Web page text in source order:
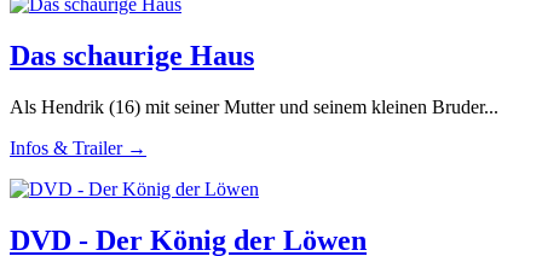
Das schaurige Haus
Als Hendrik (16) mit seiner Mutter und seinem kleinen Bruder...
Infos & Trailer →
DVD - Der König der Löwen